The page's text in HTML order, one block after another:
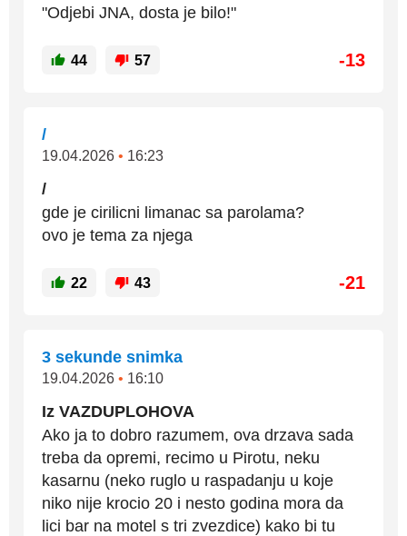
"Odjebi JNA, dosta je bilo!"
44 57 -13
/
19.04.2026 • 16:23
/
gde je cirilicni limanac sa parolama?
ovo je tema za njega
22 43 -21
3 sekunde snimka
19.04.2026 • 16:10
Iz VAZDUPLOHOVA
Ako ja to dobro razumem, ova drzava sada
treba da opremi, recimo u Pirotu, neku
kasarnu (neko ruglo u raspadanju u koje
niko nije krocio 20 i nesto godina mora da
lici bar na motel s tri zvezdice) kako bi tu